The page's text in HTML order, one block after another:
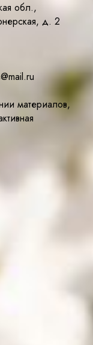
обл.,
д. 2
материалов,